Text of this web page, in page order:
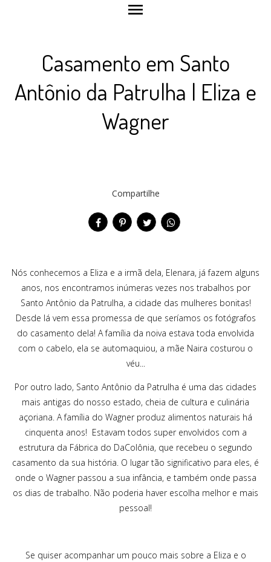
menu
Casamento em Santo
Antônio da Patrulha | Eliza e
Wagner
Compartilhe
Nós conhecemos a Eliza e a irmã dela, Elenara, já fazem alguns
anos, nos encontramos inúmeras vezes nos trabalhos por
Santo Antônio da Patrulha, a cidade das mulheres bonitas!
Desde lá vem essa promessa de que seríamos os fotógrafos
do casamento dela! A família da noiva estava toda envolvida
com o cabelo, ela se automaquiou, a mãe Naira costurou o
véu...
Por outro lado, Santo Antônio da Patrulha é uma das cidades
mais antigas do nosso estado, cheia de cultura e culinária
açoriana. A família do Wagner produz alimentos naturais há
cinquenta anos! Estavam todos super envolvidos com a
estrutura da Fábrica do DaColônia, que recebeu o segundo
casamento da sua história. O lugar tão significativo para eles, é
onde o Wagner passou a sua infância, e também onde passa
os dias de trabalho. Não poderia haver escolha melhor e mais
pessoal!
Se quiser acompanhar um pouco mais sobre a Eliza e o